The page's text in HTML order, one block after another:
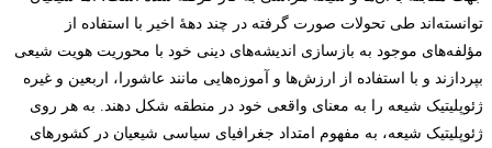
توانسته‌اند طی تحولات صورت گرفته در چند دهۀ اخیر با استفاده از
مؤلفه‌های موجود به بازسازی اندیشه‌های دینی خود با محوریت هویت شیعی
بپردازند و با استفاده از ارزش‌ها و آموزه‌هایی مانند عاشورا، اربعین و غیره
ژئوپلیتیک شیعه را به معنای واقعی خود در منطقه شکل دهند. به هر روی
ژئوپلیتیک شیعه، به مفهوم امتداد جغرافیای سیاسی شیعیان در کشورهای